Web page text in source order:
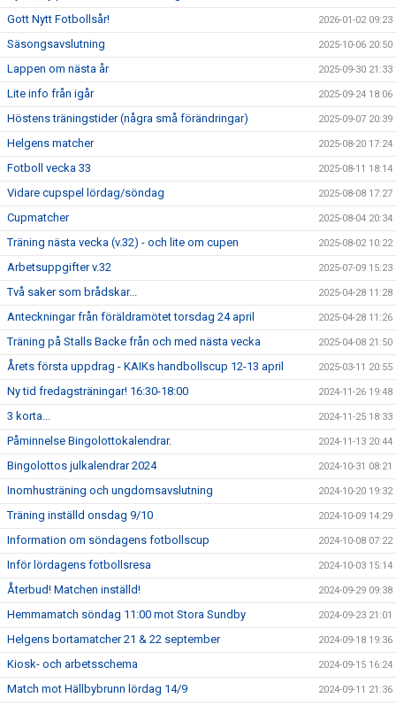
Gott Nytt Fotbollsår! 2026-01-02 09:23
Säsongsavslutning 2025-10-06 20:50
Lappen om nästa år 2025-09-30 21:33
Lite info från igår 2025-09-24 18:06
Höstens träningstider (några små förändringar) 2025-09-07 20:39
Helgens matcher 2025-08-20 17:24
Fotboll vecka 33 2025-08-11 18:14
Vidare cupspel lördag/söndag 2025-08-08 17:27
Cupmatcher 2025-08-04 20:34
Träning nästa vecka (v.32) - och lite om cupen 2025-08-02 10:22
Arbetsuppgifter v.32 2025-07-09 15:23
Två saker som brådskar... 2025-04-28 11:28
Anteckningar från föräldramötet torsdag 24 april 2025-04-28 11:26
Träning på Stalls Backe från och med nästa vecka 2025-04-08 21:50
Årets första uppdrag - KAIKs handbollscup 12-13 april 2025-03-11 20:55
Ny tid fredagsträningar! 16:30-18:00 2024-11-26 19:48
3 korta... 2024-11-25 18:33
Påminnelse Bingolottokalendrar. 2024-11-13 20:44
Bingolottos julkalendrar 2024 2024-10-31 08:21
Inomhusträning och ungdomsavslutning 2024-10-20 19:32
Träning inställd onsdag 9/10 2024-10-09 14:29
Information om söndagens fotbollscup 2024-10-08 07:22
Inför lördagens fotbollsresa 2024-10-03 15:14
Återbud! Matchen inställd! 2024-09-29 09:38
Hemmamatch söndag 11:00 mot Stora Sundby 2024-09-23 21:01
Helgens bortamatcher 21 & 22 september 2024-09-18 19:36
Kiosk- och arbetsschema 2024-09-15 16:24
Match mot Hällbybrunn lördag 14/9 2024-09-11 21:36